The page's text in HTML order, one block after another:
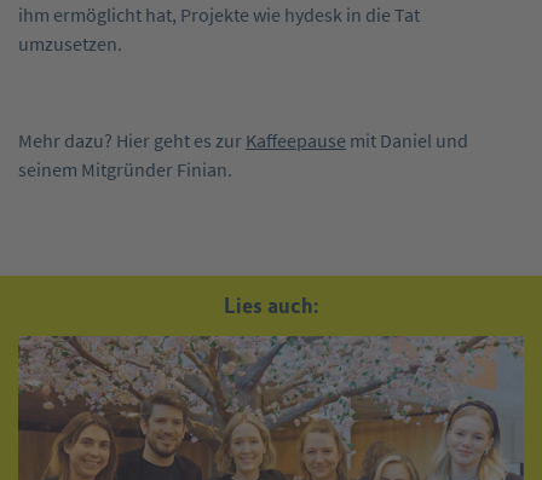
ihm ermöglicht hat, Projekte wie hydesk in die Tat
umzusetzen.
Mehr dazu? Hier geht es zur Kaffeepause mit Daniel und
seinem Mitgründer Finian.
Lies auch: